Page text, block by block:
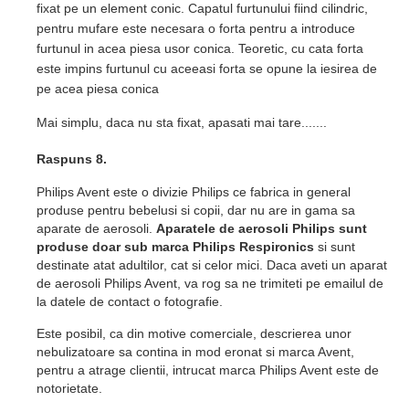
fixat pe un element conic. Capatul furtunului fiind cilindric,
pentru mufare este necesara o forta pentru a introduce
furtunul in acea piesa usor conica. Teoretic, cu cata forta
este impins furtunul cu aceeasi forta se opune la iesirea de
pe acea piesa conica
Mai simplu, daca nu sta fixat, apasati mai tare.......
Raspuns 8.
Philips Avent este o divizie Philips ce fabrica in general
produse pentru bebelusi si copii, dar nu are in gama sa
aparate de aerosoli. Aparatele de aerosoli Philips sunt
produse doar sub marca Philips Respironics si sunt
destinate atat adultilor, cat si celor mici. Daca aveti un aparat
de aerosoli Philips Avent, va rog sa ne trimiteti pe emailul de
la datele de contact o fotografie.
Este posibil, ca din motive comerciale, descrierea unor
nebulizatoare sa contina in mod eronat si marca Avent,
pentru a atrage clientii, intrucat marca Philips Avent este de
notorietate.